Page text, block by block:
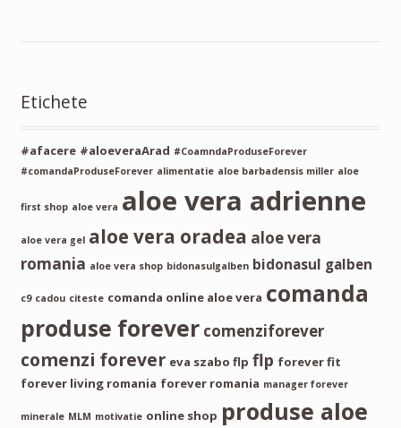
Etichete
#afacere #aloeveraArad #CoamndaProduseForever
#comandaProduseForever alimentatie aloe barbadensis miller aloe
first shop aloe vera aloe vera adrienne
aloe vera gel aloe vera oradea aloe vera
romania aloe vera shop bidonasulgalben bidonasul galben
c9 cadou citeste comanda online aloe vera comanda
produse forever comenziforever
comenzi forever eva szabo flp flp forever fit
forever living romania forever romania manager forever
minerale MLM motivatie online shop produse aloe